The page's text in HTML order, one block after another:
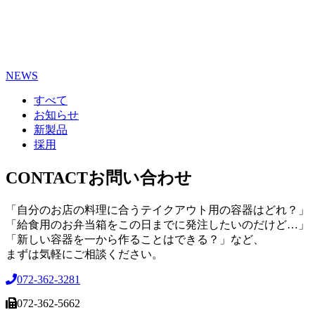
NEWS
すべて
お知らせ
新製品
採用
CONTACTお問い合わせ
「自分のお店の料理に合うテイクアウト用の容器はどれ？」
「給食用のお弁当箱をこの日までに発注したいのだけど…」
「新しい容器を一から作ることはできる？」など、
まずは気軽にご相談ください。
072-362-3281
072-362-5662